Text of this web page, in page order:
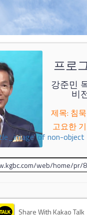
of non-object
프로
강준민
비
제목: 침
고요한
Share With Kakao Talk